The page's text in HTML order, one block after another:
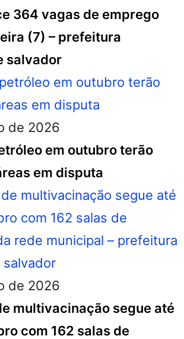
364 vagas de emprego
(7) – prefeitura
salvador
de 2026
em outubro terão
em disputa
de 2026
multivacinação segue até
com 162 salas de